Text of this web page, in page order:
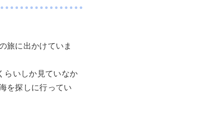
旅に出かけていま
らいしか見ていなか
を探しに行ってい